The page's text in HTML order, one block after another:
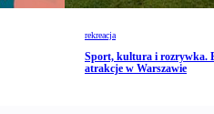
rekreacja
Sport, kultura i rozrywka.
atrakcje w Warszawie